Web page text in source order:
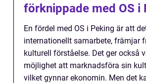
förknippade med OS i
En fördel med OS i Peking är att
internationellt samarbete, främjar
kulturell förståelse. Det ger också
möjlighet att marknadsföra sin
vilket gynnar ekonomin. Men det